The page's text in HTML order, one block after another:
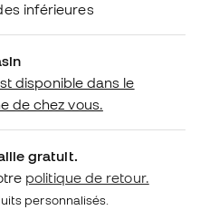
inférieures
disponible dans le
de chez vous.
gratuit.
politique de retour.
personnalisés.